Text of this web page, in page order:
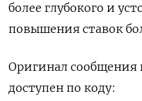
более глубокого и
повышения ставок
Оригинал сообщения
доступен по коду: